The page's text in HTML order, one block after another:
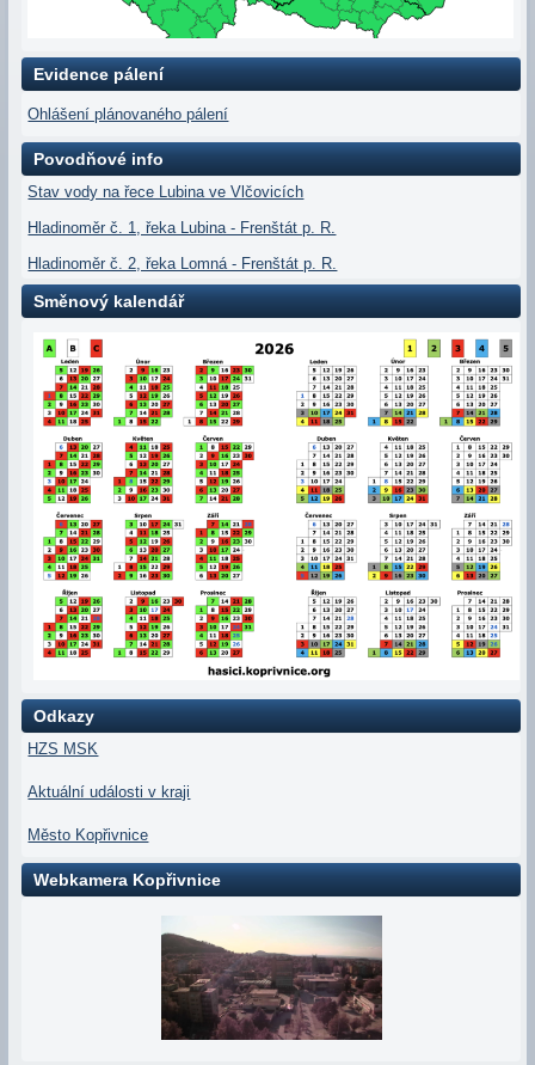
Evidence pálení
Ohlášení plánovaného pálení
Povodňové info
Stav vody na řece Lubina ve Vlčovicích
Hladinoměr č. 1, řeka Lubina - Frenštát p. R.
Hladinoměr č. 2, řeka Lomná - Frenštát p. R.
Směnový kalendář
Odkazy
HZS MSK
Aktuální události v kraji
Město Kopřivnice
Webkamera Kopřivnice